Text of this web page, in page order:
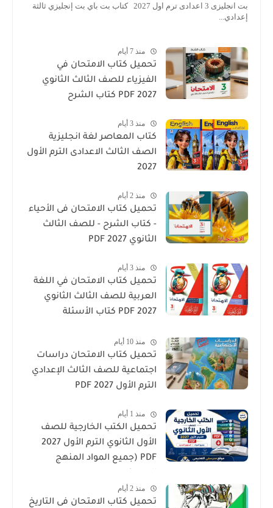
بت انجليزى 3 اعدادى ترم اول 2027 كتاب بت باي بت إنجليزي ثالثة
إعدادي...
منذ 7 أيام
تحميل كتاب الامتحان في
الفيزياء للصف الثالث الثانوي
2027 PDF كتاب الشرح
منذ 3 أيام
كتاب المعاصر لغة انجليزية
الصف الثالث الاعدادى الترم الأول
2027
منذ 2 أيام
تحميل كتاب الامتحان فى الأحياء
- كتاب الشرح - للصف الثالث
الثانوي 2027 PDF
منذ 3 أيام
تحميل كتاب الامتحان في اللغة
العربية للصف الثالث الثانوي
2027 PDF كتاب الأسئلة
منذ 10 أيام
تحميل كتاب الامتحان دراسات
اجتماعية للصف الثالث الإعدادي
الترم الأول 2027 PDF
منذ 1 أيام
تحميل الكتب الخارجية للصف
الأول الثانوي الترم الأول 2027
PDF (جميع المواد المنهج
منذ 2 أيام
تحميل كتاب الامتحان فى التاريخ